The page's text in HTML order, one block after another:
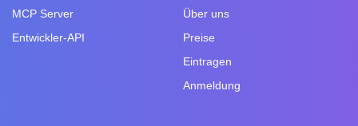
MCP Server
Entwickler-API
Über uns
Preise
Eintragen
Anmeldung